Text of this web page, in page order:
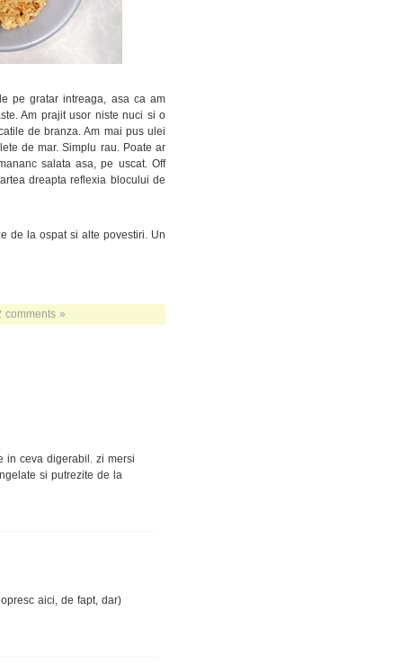
pe gratar intreaga, asa ca am
Am prajit usor niste nuci si o
de branza. Am mai pus ulei
de mar. Simplu rau. Poate ar
salata asa, pe uscat. Off
dreapta reflexia blocului de
de la ospat si alte povestiri. Un
comments »
in ceva digerabil. zi mersi
si putrezite de la
aici, de fapt, dar)